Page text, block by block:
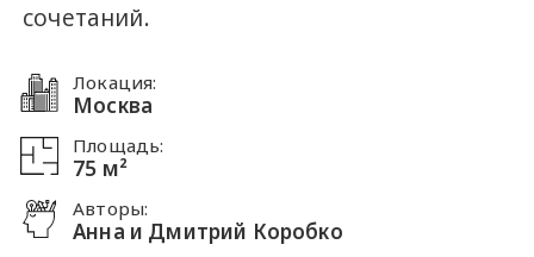
сочетаний.
Локация:
Москва
Площадь:
75 м²
Авторы:
Анна и Дмитрий Коробко